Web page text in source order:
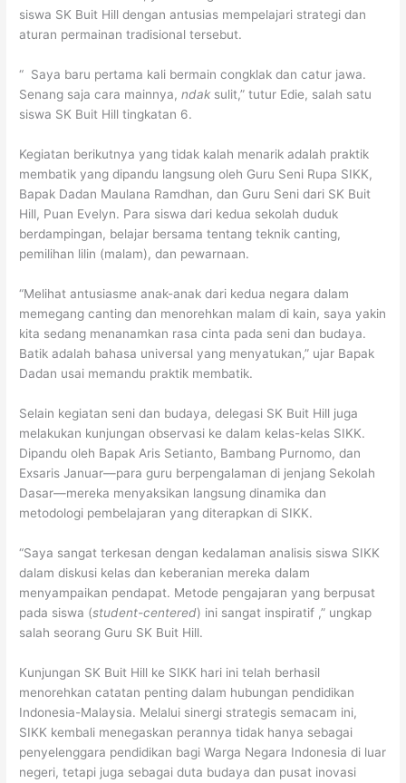
siswa SK Buit Hill dengan antusias mempelajari strategi dan
aturan permainan tradisional tersebut.
“ Saya baru pertama kali bermain congklak dan catur jawa.
Senang saja cara mainnya,ndak sulit,” tutur Edie, salah satu
siswa SK Buit Hill tingkatan 6.
Kegiatan berikutnya yang tidak kalah menarik adalah praktik
membatik yang dipandu langsung oleh Guru Seni Rupa SIKK,
Bapak Dadan Maulana Ramdhan, dan Guru Seni dari SK Buit
Hill, Puan Evelyn. Para siswa dari kedua sekolah duduk
berdampingan, belajar bersama tentang teknik canting,
pemilihan lilin (malam), dan pewarnaan.
“Melihat antusiasme anak-anak dari kedua negara dalam
memegang canting dan menorehkan malam di kain, saya yakin
kita sedang menanamkan rasa cinta pada seni dan budaya.
Batik adalah bahasa universal yang menyatukan,” ujar Bapak
Dadan usai memandu praktik membatik.
Selain kegiatan seni dan budaya, delegasi SK Buit Hill juga
melakukan kunjungan observasi ke dalam kelas-kelas SIKK.
Dipandu oleh Bapak Aris Setianto, Bambang Purnomo, dan
Exsaris Januar—para guru berpengalaman di jenjang Sekolah
Dasar—mereka menyaksikan langsung dinamika dan
metodologi pembelajaran yang diterapkan di SIKK.
“Saya sangat terkesan dengan kedalaman analisis siswa SIKK
dalam diskusi kelas dan keberanian mereka dalam
menyampaikan pendapat. Metode pengajaran yang berpusat
pada siswa (student-centered) ini sangat inspiratif ,” ungkap
salah seorang Guru SK Buit Hill.
Kunjungan SK Buit Hill ke SIKK hari ini telah berhasil
menorehkan catatan penting dalam hubungan pendidikan
Indonesia-Malaysia. Melalui sinergi strategis semacam ini,
SIKK kembali menegaskan perannya tidak hanya sebagai
penyelenggara pendidikan bagi Warga Negara Indonesia di luar
negeri, tetapi juga sebagai duta budaya dan pusat inovasi